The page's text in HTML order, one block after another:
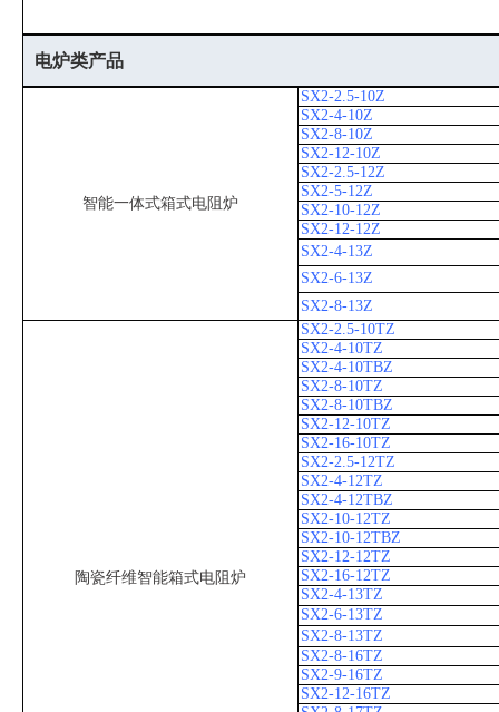
电炉类产品
智能一体式箱式电阻炉
SX2-2.5-10Z
SX2-4-10Z
SX2-8-10Z
SX2-12-10Z
SX2-2.5-12Z
SX2-5-12Z
SX2-10-12Z
SX2-12-12Z
SX2-4-13Z
SX2-6-13Z
SX2-8-13Z
陶瓷纤维智能箱式电阻炉
SX2-2.5-10TZ
SX2-4-10TZ
SX2-4-10TBZ
SX2-8-10TZ
SX2-8-10TBZ
SX2-12-10TZ
SX2-16-10TZ
SX2-2.5-12TZ
SX2-4-12TZ
SX2-4-12TBZ
SX2-10-12TZ
SX2-10-12TBZ
SX2-12-12TZ
SX2-16-12TZ
SX2-4-13TZ
SX2-6-13TZ
SX2-8-13TZ
SX2-8-16TZ
SX2-9-16TZ
SX2-12-16TZ